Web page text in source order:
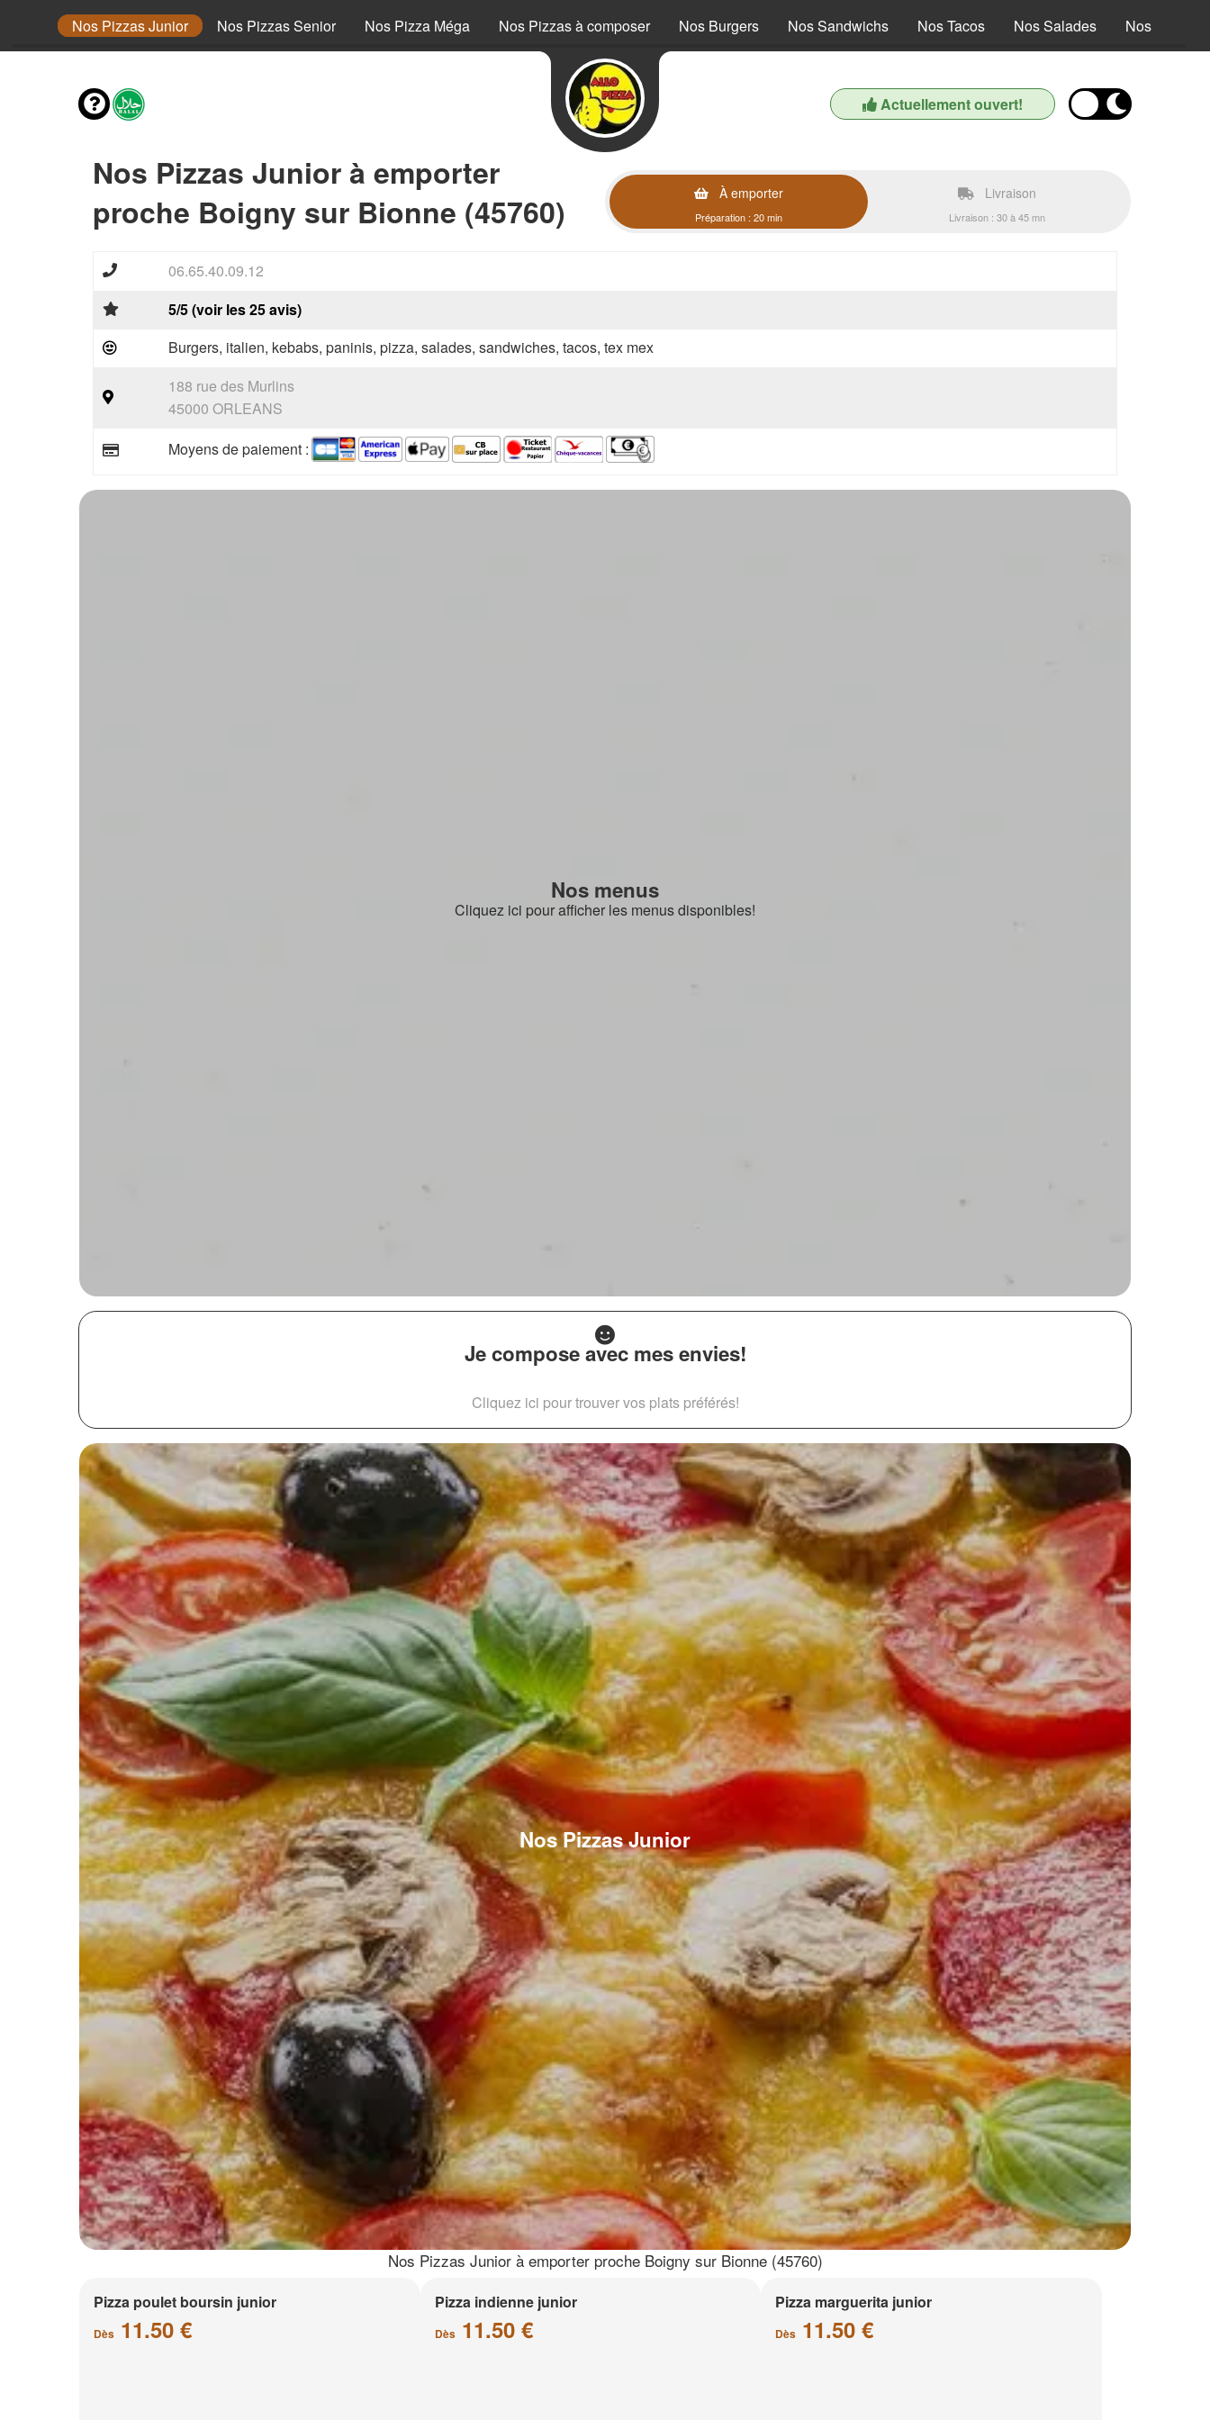
Nos Pizzas Junior Nos Pizzas Senior Nos Pizza Méga Nos Pizzas à composer Nos Burgers Nos Sandwichs Nos Tacos Nos Salades Nos Tex Mex
Actuellement ouvert!
Nos Pizzas Junior à emporter
proche Boigny sur Bionne (45760)
À emporter
Préparation : 20 min
Livraison
Livraison : 30 à 45 mn
06.65.40.09.12
5/5 (voir les 25 avis)
Burgers, italien, kebabs, paninis, pizza, salades, sandwiches, tacos, tex mex
188 rue des Murlins
45000 ORLEANS
Moyens de paiement :
Nos menus
Cliquez ici pour afficher les menus disponibles!
Je compose avec mes envies!
Cliquez ici pour trouver vos plats préférés!
Nos Pizzas Junior
Nos Pizzas Junior à emporter proche Boigny sur Bionne (45760)
Pizza poulet boursin junior
Dès 11.50 €
Pizza indienne junior
Dès11.50 €
Pizza marguerita junior
Dès 11.50 €